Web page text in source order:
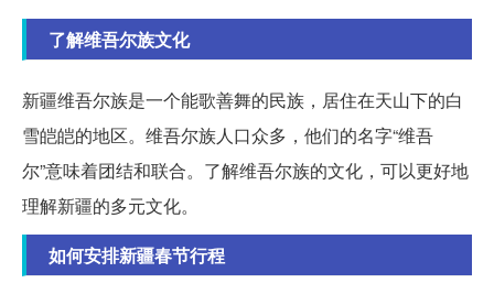
了解维吾尔族文化
新疆维吾尔族是一个能歌善舞的民族，居住在天山下的白
雪皑皑的地区。维吾尔族人口众多，他们的名字“维吾
尔”意味着团结和联合。了解维吾尔族的文化，可以更好地
理解新疆的多元文化。
如何安排新疆春节行程